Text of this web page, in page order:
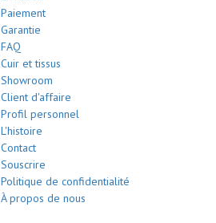
Paiement
Garantie
FAQ
Cuir et tissus
Showroom
Client d'affaire
Profil personnel
L'histoire
Contact
Souscrire
Politique de confidentialité
À propos de nous